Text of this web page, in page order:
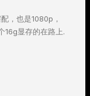
，也是1080p，
16g显存的在路上.